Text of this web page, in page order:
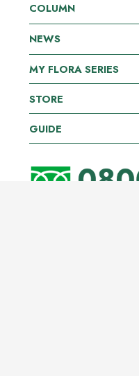
COLUMN
NEWS
MY FLORA SERIES
STORE
GUIDE